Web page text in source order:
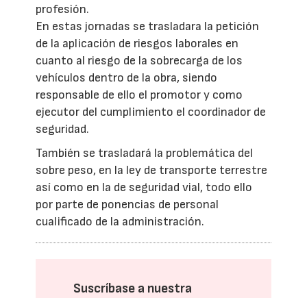
profesión.
En estas jornadas se trasladara la petición
de la aplicación de riesgos laborales en
cuanto al riesgo de la sobrecarga de los
vehículos dentro de la obra, siendo
responsable de ello el promotor y como
ejecutor del cumplimiento el coordinador de
seguridad.
También se trasladará la problemática del
sobre peso, en la ley de transporte terrestre
así como en la de seguridad vial, todo ello
por parte de ponencias de personal
cualificado de la administración.
Suscríbase a nuestra